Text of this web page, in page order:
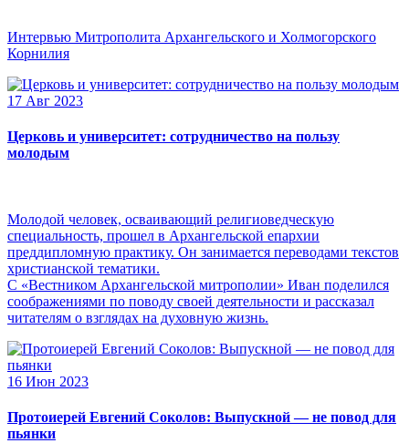
Интервью Митрополита Архангельского и Холмогорского
Корнилия
17 Авг 2023
Церковь и университет: сотрудничество на пользу
молодым
Молодой человек, осваивающий религиоведческую
специальность, прошел в Архангельской епархии
преддипломную практику. Он занимается переводами текстов
христианской тематики.
С «Вестником Архангельской митрополии» Иван поделился
соображениями по поводу своей деятельности и рассказал
читателям о взглядах на духовную жизнь.
16 Июн 2023
Протоиерей Евгений Соколов: Выпускной — не повод для
пьянки